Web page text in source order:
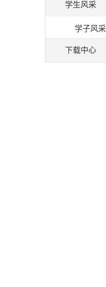
学生风采
学子风采
下载中心